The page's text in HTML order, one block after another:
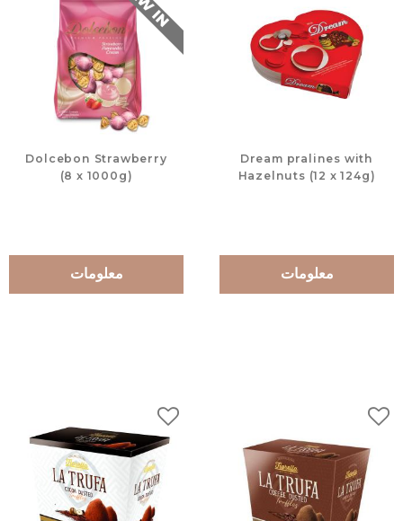
Dolcebon Strawberry
(8 x 1000g)
معلومات
Dream pralines with
Hazelnuts (12 x 124g)
معلومات
إضافة إلى المفضلات